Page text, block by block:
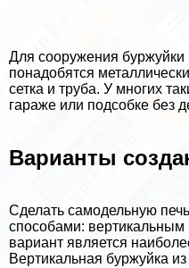
Для сооружения буржуйки
понадобятся
сетка и труба. У многих
гараже или подсобке без
Варианты
Сделать самодельную
способами:
вариант является
Вертикальная буржуйка